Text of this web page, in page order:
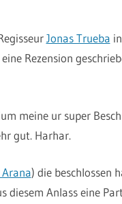
Jonas Trueba
Rezension
meine ur super
gut. Harhar.
) die beschlossen
diesem Anlass eine